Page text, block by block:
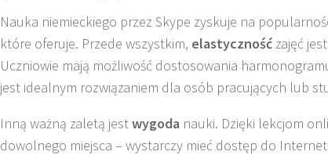
Nauka niemieckiego przez Skype zyskuje na
które oferuje. Przede wszystkim, elastyczność zajęć
Uczniowie mają możliwość dostosowania
jest idealnym rozwiązaniem dla osób pracujących lub
Inną ważną zaletą jestwygoda nauki. Dzięki lekcjom
dowolnego miejsca – wystarczy mieć dostęp do